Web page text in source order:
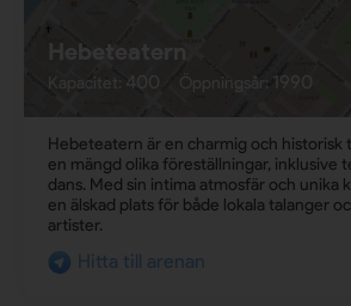
Hebeteatern
Kapacitet: 400 Öppningsår: 1990
Hebeteatern är en charmig och historisk
en mängd olika föreställningar, inklusive
dans. Med sin intima atmosfär och unika
en älskad plats för både lokala talanger
artister.
Hitta till arenan